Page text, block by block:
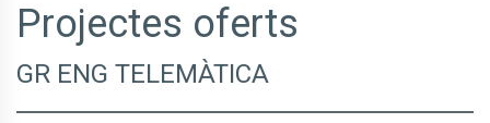
Projectes oferts
GR ENG TELEMÀTICA